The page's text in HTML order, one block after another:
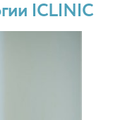
ICLINIC